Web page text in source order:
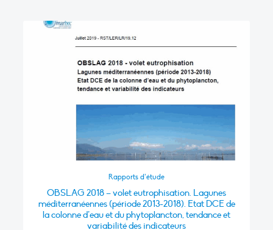
Rapports d’étude
OBSLAG 2018 – volet eutrophisation. Lagunes
méditerranéennes (période 2013-2018). Etat DCE de
la colonne d’eau et du phytoplancton, tendance et
variabilité des indicateurs